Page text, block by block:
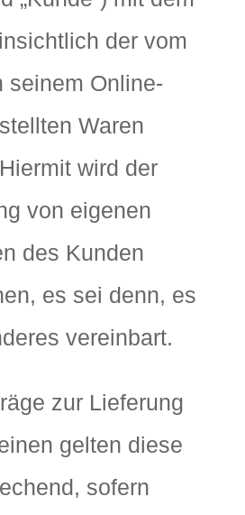
der vom
seinem Online-
Waren
wird der
von eigenen
des Kunden
es sei denn, es
vereinbart.
zur Lieferung
gelten diese
sofern